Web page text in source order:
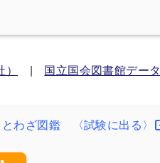
| 国立国会図書館データ
わざ図鑑 〈試験に出る〉